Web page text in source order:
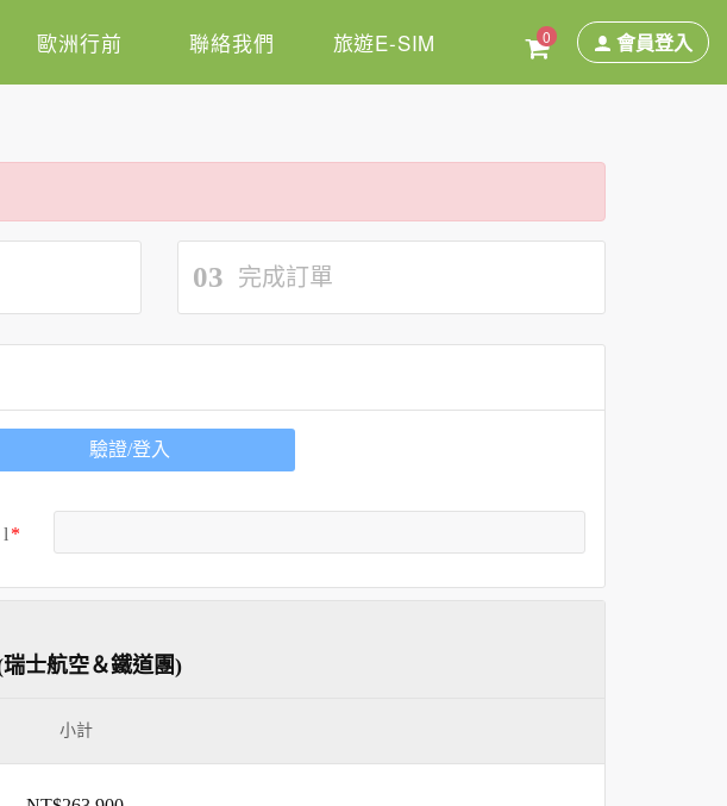
歐洲行前 聯絡我們 旅遊E-SIM 0 會員登入
03 完成訂單
驗證/登入
l
士航空＆鐵道團)
小計